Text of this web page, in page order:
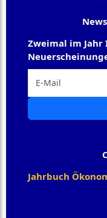
Zweimal im Jahr
Jahrbuch